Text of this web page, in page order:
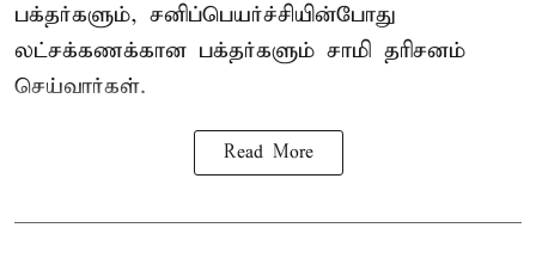
பக்தர்களும், சனிப்பெயர்ச்சியின்போது
லட்சக்கணக்கான பக்தர்களும் சாமி தரிசனம்
செய்வார்கள்.
Read More